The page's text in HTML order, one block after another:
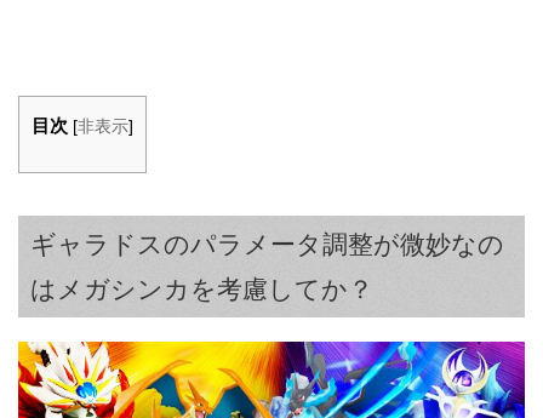
目次 [非表示]
ギャラドスのパラメータ調整が微妙なの
はメガシンカを考慮してか？